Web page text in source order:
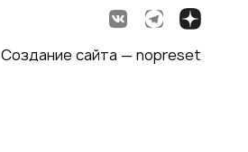
Создание сайта — nopreset